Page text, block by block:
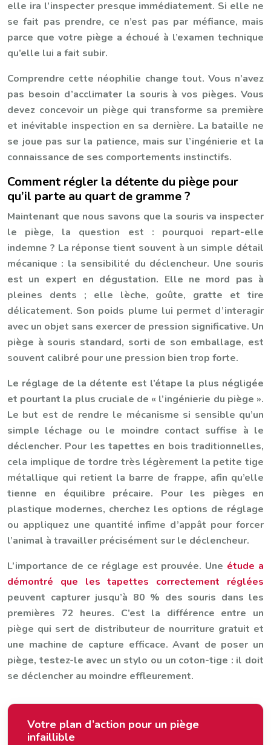
elle ira l’inspecter presque immédiatement. Si elle ne
se fait pas prendre, ce n’est pas par méfiance, mais
parce que votre piège a échoué à l’examen technique
qu’elle lui a fait subir.
Comprendre cette néophilie change tout. Vous n’avez
pas besoin d’acclimater la souris à vos pièges. Vous
devez concevoir un piège qui transforme sa première
et inévitable inspection en sa dernière. La bataille ne
se joue pas sur la patience, mais sur l’ingénierie et la
connaissance de ses comportements instinctifs.
Comment régler la détente du piège pour
qu’il parte au quart de gramme ?
Maintenant que nous savons que la souris va inspecter
le piège, la question est : pourquoi repart-elle
indemne ? La réponse tient souvent à un simple détail
mécanique : la sensibilité du déclencheur. Une souris
est un expert en dégustation. Elle ne mord pas à
pleines dents ; elle lèche, goûte, gratte et tire
délicatement. Son poids plume lui permet d’interagir
avec un objet sans exercer de pression significative. Un
piège à souris standard, sorti de son emballage, est
souvent calibré pour une pression bien trop forte.
Le réglage de la détente est l’étape la plus négligée
et pourtant la plus cruciale de « l’ingénierie du piège ».
Le but est de rendre le mécanisme si sensible qu’un
simple léchage ou le moindre contact suffise à le
déclencher. Pour les tapettes en bois traditionnelles,
cela implique de tordre très légèrement la petite tige
métallique qui retient la barre de frappe, afin qu’elle
tienne en équilibre précaire. Pour les pièges en
plastique modernes, cherchez les options de réglage
ou appliquez une quantité infime d’appât pour forcer
l’animal à travailler précisément sur le déclencheur.
L’importance de ce réglage est prouvée. Une étude a
démontré que les tapettes correctement réglées
peuvent capturer jusqu’à 80 % des souris dans les
premières 72 heures. C’est la différence entre un
piège qui sert de distributeur de nourriture gratuit et
une machine de capture efficace. Avant de poser un
piège, testez-le avec un stylo ou un coton-tige : il doit
se déclencher au moindre effleurement.
Votre plan d’action pour un piège
infaillible